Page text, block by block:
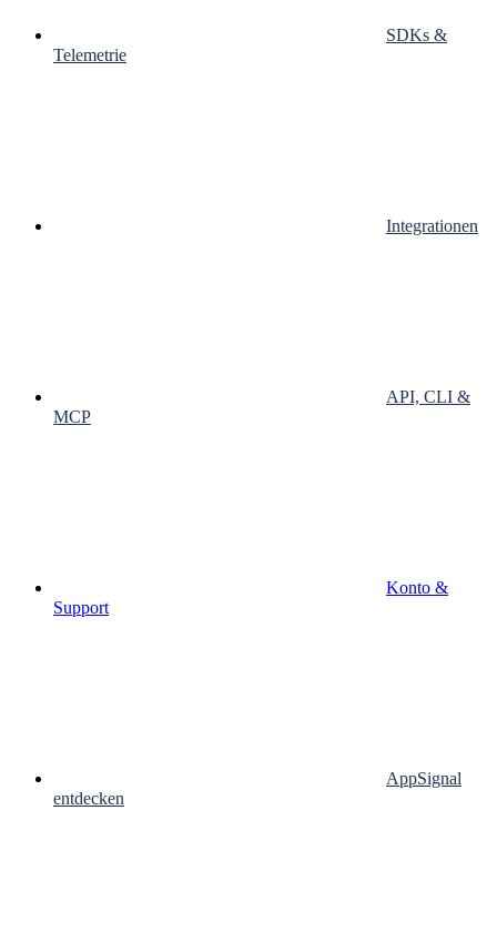
SDKs &
Telemetrie
Integrationen
API, CLI &
MCP
Konto &
Support
AppSignal
entdecken